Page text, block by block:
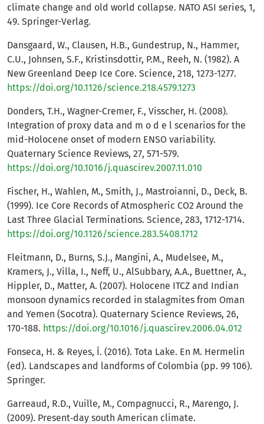
climate change and old world collapse. NATO ASI series, 1,
49. Springer-Verlag.
Dansgaard, W., Clausen, H.B., Gundestrup, N., Hammer,
C.U., Johnsen, S.F., Kristinsdottir, P.M., Reeh, N. (1982). A
New Greenland Deep Ice Core. Science, 218, 1273-1277.
https://doi.org/10.1126/science.218.4579.1273
Donders, T.H., Wagner-Cremer, F., Visscher, H. (2008).
Integration of proxy data and m o d e l scenarios for the
mid-Holocene onset of modern ENSO variability.
Quaternary Science Reviews, 27, 571-579.
https://doi.org/10.1016/j.quascirev.2007.11.010
Fischer, H., Wahlen, M., Smith, J., Mastroianni, D., Deck, B.
(1999). Ice Core Records of Atmospheric CO2 Around the
Last Three Glacial Terminations. Science, 283, 1712-1714.
https://doi.org/10.1126/science.283.5408.1712
Fleitmann, D., Burns, S.J., Mangini, A., Mudelsee, M.,
Kramers, J., Villa, I., Neff, U., AlSubbary, A.A., Buettner, A.,
Hippler, D., Matter, A. (2007). Holocene ITCZ and Indian
monsoon dynamics recorded in stalagmites from Oman
and Yemen (Socotra). Quaternary Science Reviews, 26,
170-188. https://doi.org/10.1016/j.quascirev.2006.04.012
Fonseca, H. & Reyes, Í. (2016). Tota Lake. En M. Hermelin
(ed). Landscapes and landforms of Colombia (pp. 99 106).
Springer.
Garreaud, R.D., Vuille, M., Compagnucci, R., Marengo, J.
(2009). Present‐day south American climate.